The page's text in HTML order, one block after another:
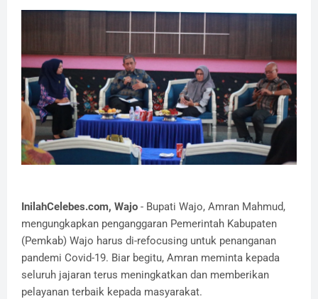
InilahCelebes.com, Wajo - Bupati Wajo, Amran Mahmud,
mengungkapkan penganggaran Pemerintah Kabupaten
(Pemkab) Wajo harus di-refocusing untuk penanganan
pandemi Covid-19. Biar begitu, Amran meminta kepada
seluruh jajaran terus meningkatkan dan memberikan
pelayanan terbaik kepada masyarakat.